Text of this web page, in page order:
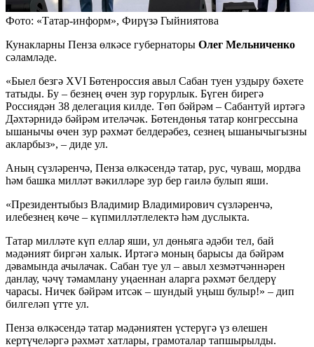
Фото: «Татар-информ», Фирүзә Гыйниятова
Кунакларны Пенза өлкәсе губернаторы Олег Мельниченко
сәламләде.
«Быел безгә XVI Бөтенроссия авыл Сабан туен уздыру бәхете
татыды. Бу – безнең өчен зур горурлык. Бүген бирегә
Россиядән 38 делегация килде. Төп бәйрәм – Сабантуй иртәгә
Дәхтәрнидә бәйрәм ителәчәк. Бөтендөнья татар конгрессына
ышанычы өчен зур рәхмәт белдерәбез, сезнең ышанычыгызны
акларбыз», – диде ул.
Аның сүзләренчә, Пенза өлкәсендә татар, рус, чуваш, мордва
һәм башка милләт вәкилләре зур бер гаилә булып яши.
«Президентыбыз Владимир Владимирович сүзләренчә,
илебезнең көче – күпмилләтлелектә һәм дуслыкта.
Татар милләте күп еллар яши, ул дөньяга әдәби тел, бай
мәдәният биргән халык. Иртәгә моның барысы да бәйрәм
дәвамында ачылачак. Сабан туе ул – авыл хезмәтчәннәрен
данлау, чәчү тәмамлану уңаеннан аларга рәхмәт белдерү
чарасы. Ничек бәйрәм итсәк – шундый уңыш булыр!» – дип
билгеләп үтте ул.
Пенза өлкәсендә татар мәдәниятен үстерүгә үз өлешен
кертүчеләргә рәхмәт хатлары, грамоталар тапшырылды.